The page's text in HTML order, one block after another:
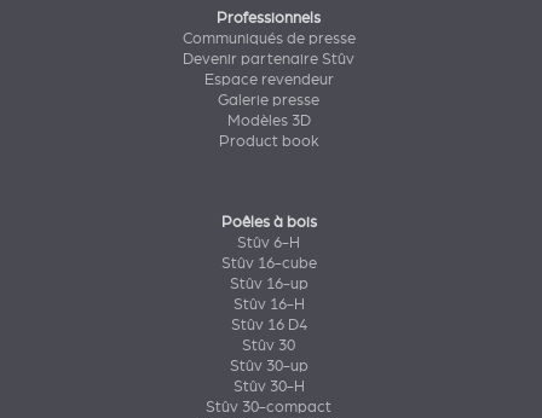
Professionnels
Communiqués de presse
Devenir partenaire Stûv
Espace revendeur
Galerie presse
Modèles 3D
Product book
Poêles à bois
Stûv 6-H
Stûv 16-cube
Stûv 16-up
Stûv 16-H
Stûv 16 D4
Stûv 30
Stûv 30-up
Stûv 30-H
Stûv 30-compact